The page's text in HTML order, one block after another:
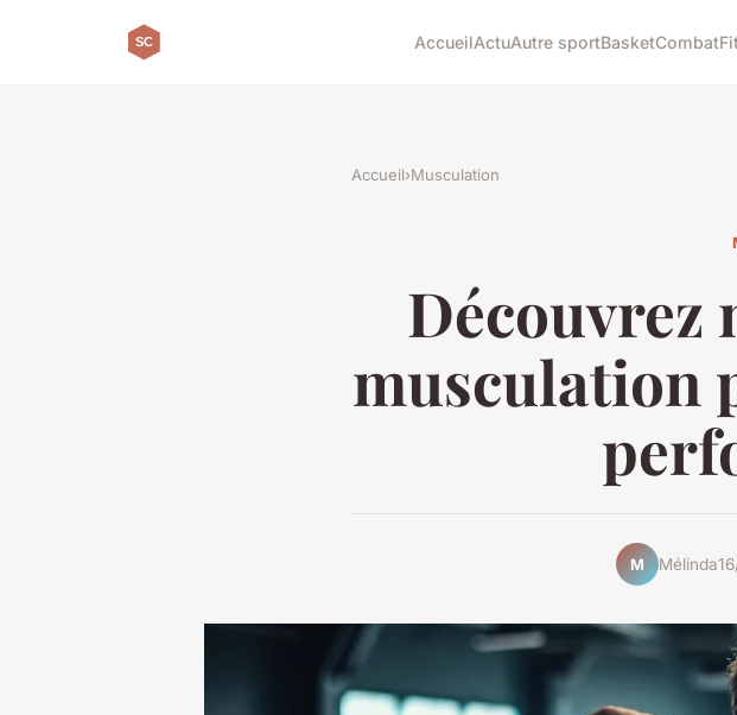
AccueilActuAutre sportBasketCombat
Accueil›Musculation
Découvrez
musculation
M Mélinda